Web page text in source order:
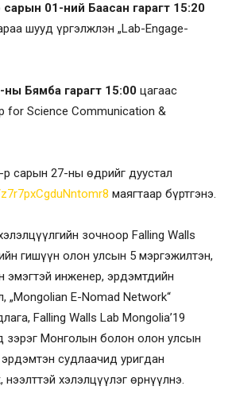
01-ний Баасан гарагт 15:20
шууд үргэлжлэн „Lab-Engage-
Бямба гарагт 15:00 цагаас
for Science Communication &
сарын 27-ны өдрийг дуустал
маягтаар бүртгэнэ.
зочноор Falling Walls
гишүүн олон улсын 5 мэргэжилтэн,
эмэгтэй инженер, эрдэмтдийн
„Mongolian E-Nomad Network“
Falling Walls Lab Mongolia’19
зэрэг Монголын болон олон улсын
судлаачид уригдан
хэлэлцүүлэг өрнүүлнэ.